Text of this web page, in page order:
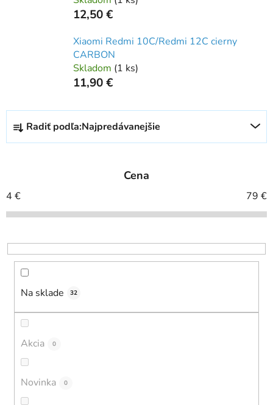
12,50 €
Xiaomi Redmi 10C/Redmi 12C cierny
CARBON
Skladom (1 ks)
11,90 €
R
d
i
e
r
o
Radiť podľa:Najpredávanejšie
Cena
4 € 79 €
Na sklade 32
Akcia 0
Novinka 0